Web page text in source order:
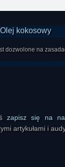
dozwolone na
zapisz się na
artykułami i